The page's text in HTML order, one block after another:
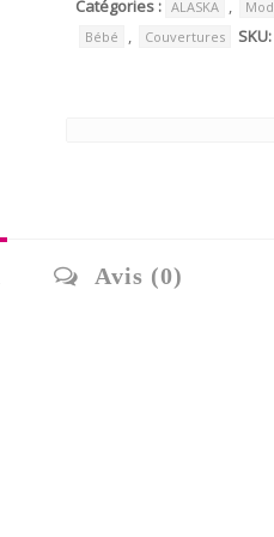
Catégories : ALASKA ,
Bébé
, Couvertures SKU:
Avis (0)